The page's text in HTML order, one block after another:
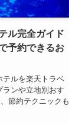
ル完全ガイド
予約できるお
テルを楽天トラベ
ランや立地別おす
節約テクニックも